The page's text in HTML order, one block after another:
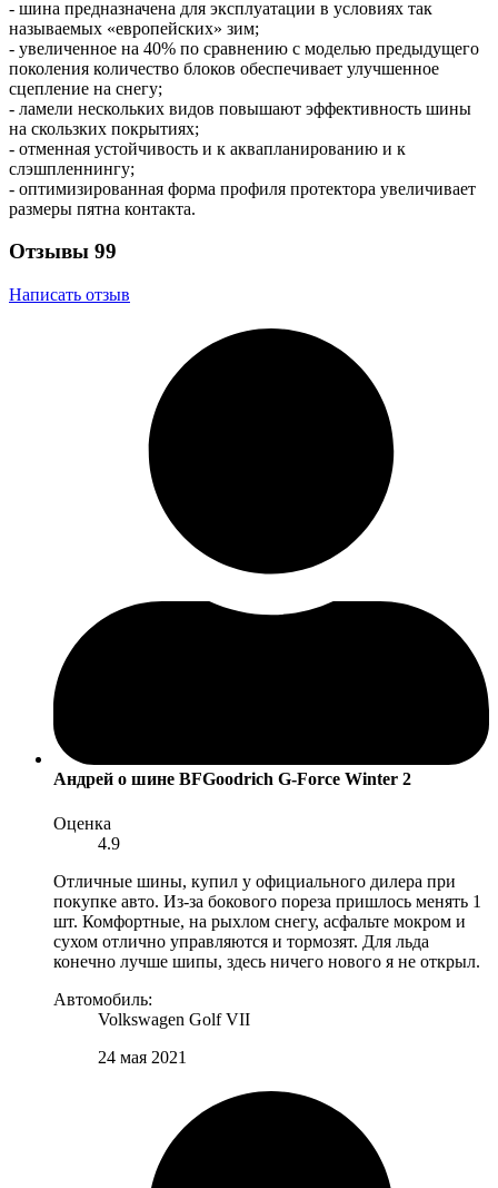
- шина предназначена для эксплуатации в условиях так
называемых «европейских» зим;
- увеличенное на 40% по сравнению с моделью предыдущего
поколения количество блоков обеспечивает улучшенное
сцепление на снегу;
- ламели нескольких видов повышают эффективность шины
на скользких покрытиях;
- отменная устойчивость и к аквапланированию и к
слэшпленнингу;
- оптимизированная форма профиля протектора увеличивает
размеры пятна контакта.
Отзывы 99
Написать отзыв
Андрей о шине BFGoodrich G-Force Winter 2
Оценка
4.9
Отличные шины, купил у официального дилера при
покупке авто. Из-за бокового пореза пришлось менять 1
шт. Комфортные, на рыхлом снегу, асфальте мокром и
сухом отлично управляются и тормозят. Для льда
конечно лучше шипы, здесь ничего нового я не открыл.
Автомобиль:
Volkswagen Golf VII
24 мая 2021